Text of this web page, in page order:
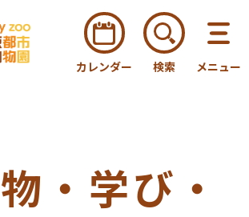
カレンダー 検索 メニュー
・学び・